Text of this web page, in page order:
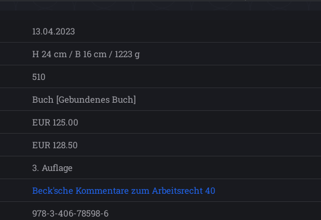
13.04.2023
H 24 cm / B 16 cm / 1223 g
510
Buch [Gebundenes Buch]
EUR 125.00
EUR 128.50
3. Auflage
Beck'sche Kommentare zum Arbeitsrecht 40
978-3-406-78598-6